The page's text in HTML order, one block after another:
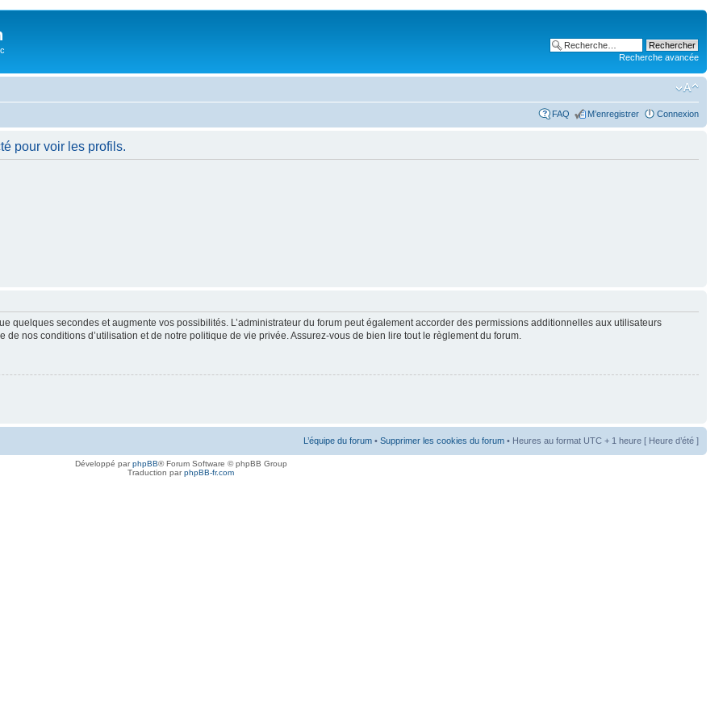
Recherche avancée
FAQ M’enregistrer Connexion
pour voir les profils.
quelques secondes et augmente vos possibilités. L’administrateur du forum peut également accorder des permissions additionnelles aux utilisateurs
nos conditions d’utilisation et de notre politique de vie privée. Assurez-vous de bien lire tout le règlement du forum.
L’équipe du forum • Supprimer les cookies du forum • Heures au format UTC + 1 heure [ Heure d’été ]
Développé parphpBB® Forum Software © phpBB Group
Traduction parphpBB-fr.com